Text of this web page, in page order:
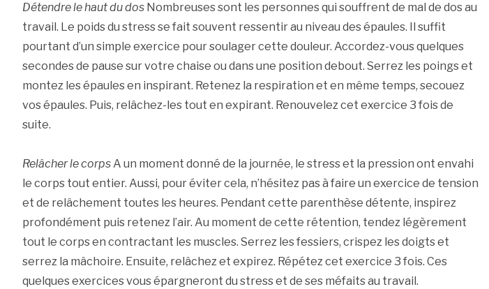
Détendre le haut du dosNombreuses sont les personnes qui souffrent de mal de dos au
travail. Le poids du stress se fait souvent ressentir au niveau des épaules. Il suffit
pourtant d’un simple exercice pour soulager cette douleur. Accordez-vous quelques
secondes de pause sur votre chaise ou dans une position debout. Serrez les poings et
montez les épaules en inspirant. Retenez la respiration et en même temps, secouez
vos épaules. Puis, relâchez-les tout en expirant. Renouvelez cet exercice 3 fois de
suite.
Relâcher le corpsA un moment donné de la journée, le stress et la pression ont envahi
le corps tout entier. Aussi, pour éviter cela, n’hésitez pas à faire un exercice de tension
et de relâchement toutes les heures. Pendant cette parenthèse détente, inspirez
profondément puis retenez l’air. Au moment de cette rétention, tendez légèrement
tout le corps en contractant les muscles. Serrez les fessiers, crispez les doigts et
serrez la mâchoire. Ensuite, relâchez et expirez. Répétez cet exercice 3 fois. Ces
quelques exercices vous épargneront du stress et de ses méfaits au travail.